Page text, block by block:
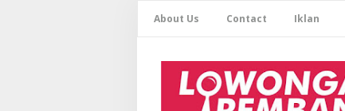
About Us Contact Iklan